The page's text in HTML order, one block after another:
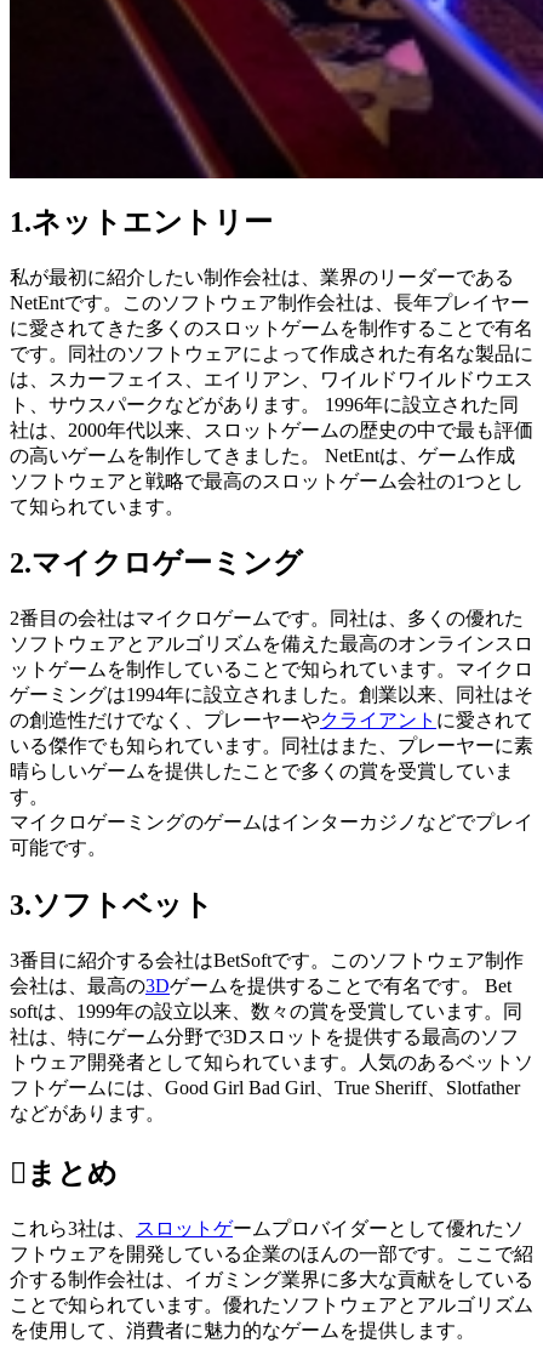
1.ネットエントリー
私が最初に紹介したい制作会社は、業界のリーダーである
NetEntです。このソフトウェア制作会社は、長年プレイヤー
に愛されてきた多くのスロットゲームを制作することで有名
です。同社のソフトウェアによって作成された有名な製品に
は、スカーフェイス、エイリアン、ワイルドワイルドウエス
ト、サウスパークなどがあります。 1996年に設立された同
社は、2000年代以来、スロットゲームの歴史の中で最も評価
の高いゲームを制作してきました。 NetEntは、ゲーム作成
ソフトウェアと戦略で最高のスロットゲーム会社の1つとし
て知られています。
2.マイクロゲーミング
2番目の会社はマイクロゲームです。同社は、多くの優れた
ソフトウェアとアルゴリズムを備えた最高のオンラインスロ
ットゲームを制作していることで知られています。マイクロ
ゲーミングは1994年に設立されました。創業以来、同社はそ
の創造性だけでなく、プレーヤーやクライアント に愛されて
いる傑作でも知られています。同社はまた、プレーヤーに素
晴らしいゲームを提供したことで多くの賞を受賞していま
す。
マイクロゲーミングのゲームはインターカジノなどでプレイ
可能です。
3.ソフトベット
3番目に紹介する会社はBetSoftです。このソフトウェア制作
会社は、最高の3Dゲームを提供することで有名です。 Bet
softは、1999年の設立以来、数々の賞を受賞しています。同
社は、特にゲーム分野で3Dスロットを提供する最高のソフ
トウェア開発者として知られています。人気のあるベットソ
フトゲームには、Good Girl Bad Girl、True Sheriff、Slotfather
などがあります。
まとめ
これら3社は、 スロットゲームプロバイダーとして優れたソ
フトウェアを開発している企業のほんの一部です。ここで紹
介する制作会社は、イガミング業界に多大な貢献をしている
ことで知られています。優れたソフトウェアとアルゴリズム
を使用して、消費者に魅力的なゲームを提供します。